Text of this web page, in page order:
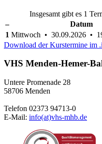
Insgesamt gibt es 1
–
Datum
1 Mittwoch • 30.09.2026 •
Download der Kurstermine im
VHS Menden-Hemer-
Untere Promenade 28
58706 Menden
Telefon 02373 94713-0
E-Mail: info(at)vhs-mhb.de